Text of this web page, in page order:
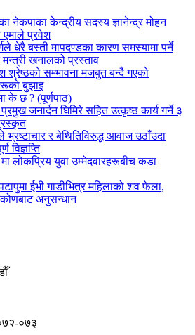
नेकपाका केन्द्रीय सदस्य ज्ञानेन्द्र मोहन
एमाले प्रवेश
धेरै बस्ती मापदण्डका कारण समस्यामा पर्ने
खनालको प्रस्ताव
श्रेष्ठको सम्भावना मजबुत बन्दै गएको
बुझाइ
के छ ? (पूर्णपाठ)
जनार्दन घिमिरे सहित उत्कृष्ठ कार्य गर्ने ३
भ्रष्टाचार र बेथितिविरुद्ध आवाज उठाँउदा
विज्ञप्ति
लोकप्रिय युवा उम्मेदवारहरूबीच कडा
ईभी गाडीभित्र महिलाको शव फेला,
अनुसन्धान
०७३